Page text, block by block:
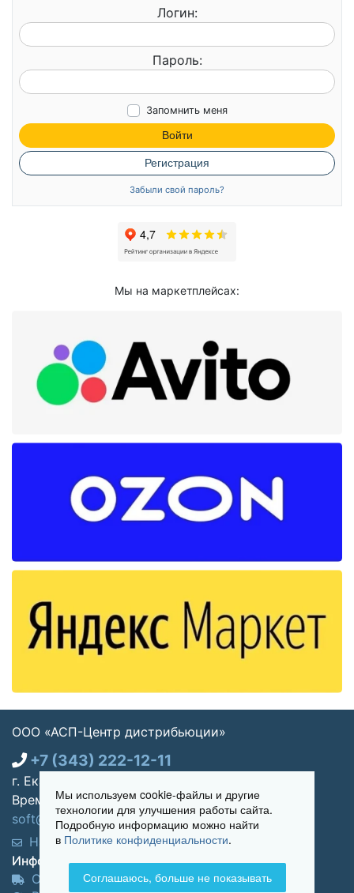
Логин:
Пароль:
Запомнить меня
Войти
Регистрация
Забыли свой пароль?
Мы на маркетплейсах:
ООО «АСП-Центр дистрибьюции»
+7 (343) 222-12-11
г. Екатеринбург, ул. Щорса 7, офис 270
Время работы: Пн-пт 09:00 - 18:00
soft@asp-partners.ru
Написать нам
Обратный звонок
Информация для покупателей:
Оплата и доставка
Мы используем cookie-файлы и другие
технологии для улучшения работы сайта.
Подробную информацию можно найти
в Политике конфиденциальности.
Соглашаюсь, больше не показывать